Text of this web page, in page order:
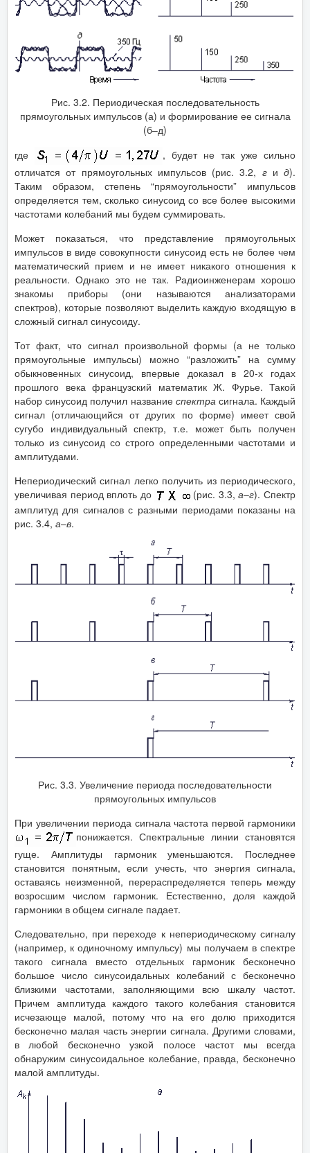
Рис. 3.2. Периодическая последовательность
прямоугольных импульсов (а) и формирование ее сигнала
(б–д)
где
, будет не так уже сильно
отличатся от прямоугольных импульсов (рис. 3.2, ги д).
Таким образом, степень “прямоугольности” импульсов
определяется тем, сколько синусоид со все более высокими
частотами колебаний мы будем суммировать.
Может показаться, что представление прямоугольных
импульсов в виде совокупности синусоид есть не более чем
математический прием и не имеет никакого отношения к
реальности. Однако это не так. Радиоинженерам хорошо
знакомы приборы (они называются анализаторами
спектров), которые позволяют выделить каждую входящую в
сложный сигнал синусоиду.
Тот факт, что сигнал произвольной формы (а не только
прямоугольные импульсы) можно “разложить” на сумму
обыкновенных синусоид, впервые доказал в 20-х годах
прошлого века французский математик Ж. Фурье. Такой
набор синусоид получил название спектрасигнала. Каждый
сигнал (отличающийся от других по форме) имеет свой
сугубо индивидуальный спектр, т.е. может быть получен
только из синусоид со строго определенными частотами и
амплитудами.
Непериодический сигнал легко получить из периодического,
увеличивая период вплоть до
(рис. 3.3,а–г). Спектр
амплитуд для сигналов с разными периодами показаны на
рис. 3.4, а–в.
Рис. 3.3. Увеличение периода последовательности
прямоугольных импульсов
При увеличении периода сигнала частота первой гармоники
понижается. Спектральные линии становятся
гуще. Амплитуды гармоник уменьшаются. Последнее
становится понятным, если учесть, что энергия сигнала,
оставаясь неизменной, перераспределяется теперь между
возросшим числом гармоник. Естественно, доля каждой
гармоники в общем сигнале падает.
Следовательно, при переходе к непериодическому сигналу
(например, к одиночному импульсу) мы получаем в спектре
такого сигнала вместо отдельных гармоник бесконечно
большое число синусоидальных колебаний с бесконечно
близкими частотами, заполняющими всю шкалу частот.
Причем амплитуда каждого такого колебания становится
исчезающе малой, потому что на его долю приходится
бесконечно малая часть энергии сигнала. Другими словами,
в любой бесконечно узкой полосе частот мы всегда
обнаружим синусоидальное колебание, правда, бесконечно
малой амплитуды.